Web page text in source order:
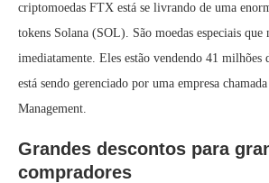
criptomoedas FTX está se livrando de uma
tokens Solana (SOL). São moedas especiais que
imediatamente. Eles estão vendendo 41 milhões
está sendo gerenciado por uma empresa
Management.
Grandes descontos para
compradores